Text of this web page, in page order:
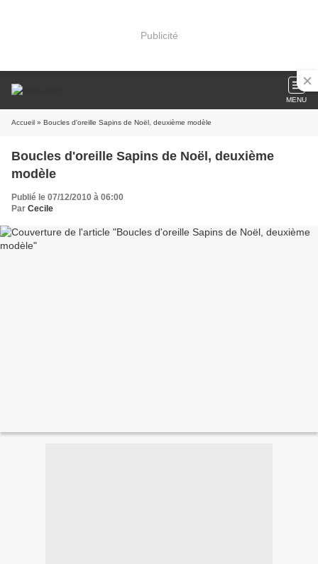
Publicité
MENU
Accueil » Boucles d'oreille Sapins de Noël, deuxième modèle
Boucles d'oreille Sapins de Noël, deuxième
modèle
Publié le 07/12/2010 à 06:00
Par Cecile